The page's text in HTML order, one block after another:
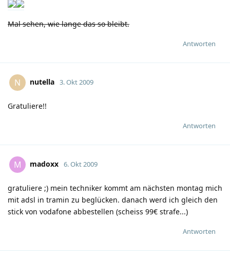
Mal sehen, wie lange das so bleibt.
Antworten
N nutella 3. Okt 2009
Gratuliere!!
Antworten
M madoxx 6. Okt 2009
gratuliere ;) mein techniker kommt am nächsten montag mich
mit adsl in tramin zu beglücken. danach werd ich gleich den
stick von vodafone abbestellen (scheiss 99€ strafe...)
Antworten